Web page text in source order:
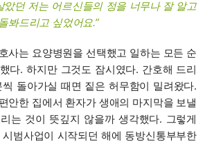
았던 저는 어르신들의 정을 너무나 잘 알고
봐드리고 싶었어요.”
사는 요양병원을 선택했고 일하는 모든 순
다. 하지만 그것도 잠시였다. 간호해 드리
돌아가실 때면 짙은 허무함이 밀려왔다.
안한 집에서 환자가 생애의 마지막을 보낼
는 것이 뜻깊지 않을까 생각했다. 그렇게
범사업이 시작되던 해에 동방신통부부한